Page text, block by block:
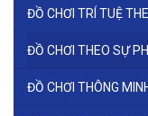
ĐỒ CHƠI TRÍ TUỆ
ĐỒ CHƠI THEO SỰ
ĐỒ CHƠI THÔNG